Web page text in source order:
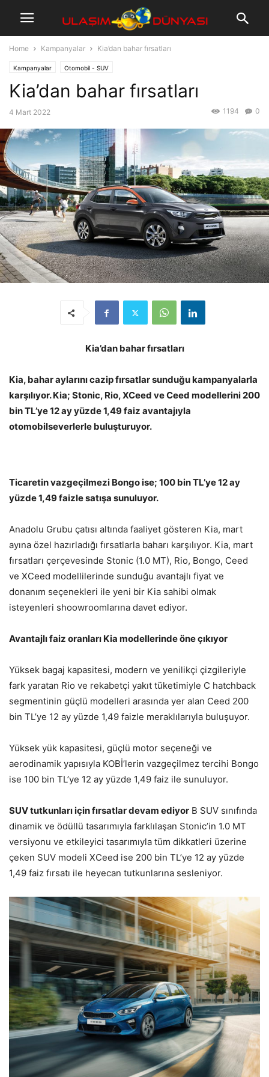
Home Kampanyalar Kia’dan bahar fırsatları
Kampanyalar Otomobil - SUV
Kia’dan bahar fırsatları
4 Mart 2022 0
1194
Kia’dan bahar fırsatları
Kia, bahar aylarını cazip fırsatlar sunduğu kampanyalarla
karşılıyor. Kia; Stonic, Rio, XCeed ve Ceed modellerini 200
bin TL’ye 12 ay yüzde 1,49 faiz avantajıyla
otomobilseverlerle buluşturuyor.
Ticaretin vazgeçilmezi Bongo ise; 100 bin TL’ye 12 ay
yüzde 1,49 faizle satışa sunuluyor.
Anadolu Grubu çatısı altında faaliyet gösteren Kia, mart
ayına özel hazırladığı fırsatlarla baharı karşılıyor. Kia, mart
fırsatları çerçevesinde Stonic (1.0 MT), Rio, Bongo, Ceed
ve XCeed modellilerinde sunduğu avantajlı fiyat ve
donanım seçenekleri ile yeni bir Kia sahibi olmak
isteyenleri shoowroomlarına davet ediyor.
Avantajlı faiz oranları Kia modellerinde öne çıkıyor
Yüksek bagaj kapasitesi, modern ve yenilikçi çizgileriyle
fark yaratan Rio ve rekabetçi yakıt tüketimiyle C hatchback
segmentinin güçlü modelleri arasında yer alan Ceed 200
bin TL’ye 12 ay yüzde 1,49 faizle meraklılarıyla buluşuyor.
Yüksek yük kapasitesi, güçlü motor seçeneği ve
aerodinamik yapısıyla KOBİ’lerin vazgeçilmez tercihi Bongo
ise 100 bin TL’ye 12 ay yüzde 1,49 faiz ile sunuluyor.
SUV tutkunları için fırsatlar devam ediyor B SUV sınıfında
dinamik ve ödüllü tasarımıyla farklılaşan Stonic’in 1.0 MT
versiyonu ve etkileyici tasarımıyla tüm dikkatleri üzerine
çeken SUV modeli XCeed ise 200 bin TL’ye 12 ay yüzde
1,49 faiz fırsatı ile heyecan tutkunlarına sesleniyor.